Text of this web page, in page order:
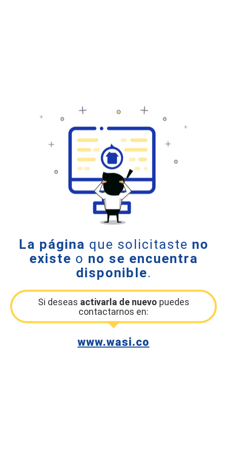
La página que solicitaste no
existe o no se encuentra
disponible.
Si deseas activarla de nuevo puedes
contactarnos en:
www.wasi.co